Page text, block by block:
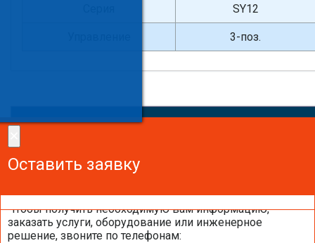
SY12
3-поз.
Оставить заявку
Оставить заявку
Чтобы получить необходимую вам информацию,
заказать услуги, оборудование или инженерное
решение, звоните по телефонам:
Оставить заявку